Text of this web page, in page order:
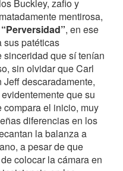
Buckley, zafio y
mentirosa,
“Perversidad”, en ese
sus patéticas
que sí tenían
sin olvidar que Carl
descaradamente,
que su
compara el inicio, muy
diferencias en los
la balanza a
a pesar de que
de colocar la cámara en